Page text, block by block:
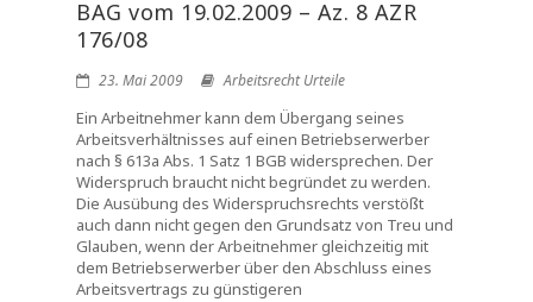
BAG vom 19.02.2009 – Az. 8 AZR
176/08
23. Mai 2009 Arbeitsrecht Urteile
Ein Arbeitnehmer kann dem Übergang seines
Arbeitsverhältnisses auf einen Betriebserwerber
nach § 613a Abs. 1 Satz 1 BGB widersprechen. Der
Widerspruch braucht nicht begründet zu werden.
Die Ausübung des Widerspruchsrechts verstößt
auch dann nicht gegen den Grundsatz von Treu und
Glauben, wenn der Arbeitnehmer gleichzeitig mit
dem Betriebserwerber über den Abschluss eines
Arbeitsvertrags zu günstigeren